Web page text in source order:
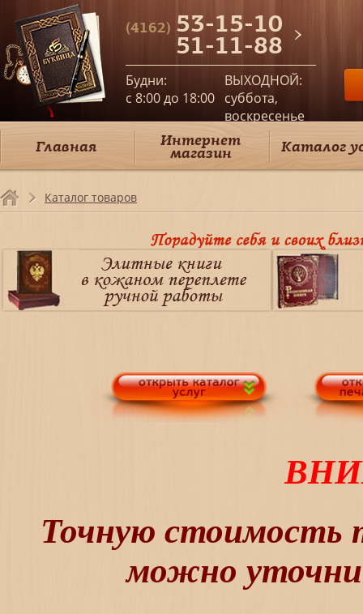
(4162) 53-15-10
51-11-88
Будни:
c 8:00 до 18:00
ВЫХОДНОЙ:
суббота,
воскресенье
Главная Интернет
магазин Каталог
Каталог товаров
Точную стоимость
можно